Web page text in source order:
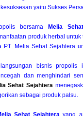
yaitu Sukses
bersama Melia
produk herbal
PT. Melia Sehat Sejahtera
bisnis propolis
dan menghindari
Sehat Sejahtera
sebagai produk palsu.
Sehat Sejahtera yang